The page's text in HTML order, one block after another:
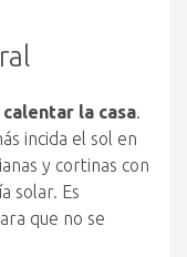
la casa.
incida el sol en
y cortinas con
solar. Es
que no se